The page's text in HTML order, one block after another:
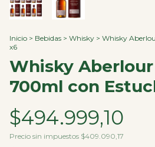
Inicio > Bebidas > Whisky > Whisky
x6
Whisky Aberlour
700ml con
$494.999,10
Precio sin impuestos $409.090,17